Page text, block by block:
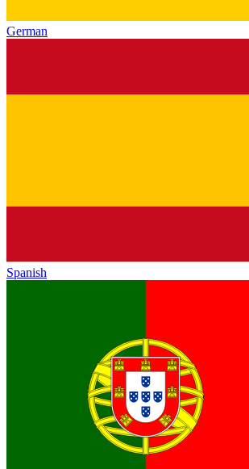
German
Spanish